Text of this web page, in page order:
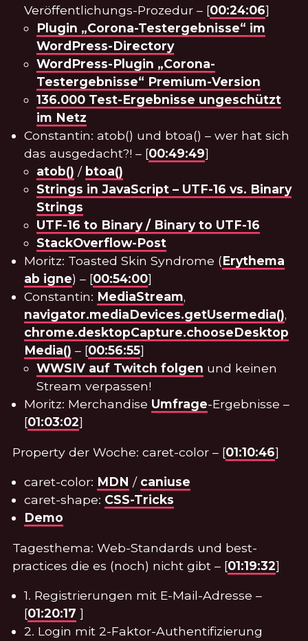
Veröffentlichungs-Prozedur – [00:24:06]
Plugin „Corona-Testergebnisse“ im
WordPress-Directory
WordPress-Plugin „Corona-
Testergebnisse“ Premium-Version
136.000 Test-Ergebnisse ungeschützt
im Netz
Constantin: atob() und btoa() – wer hat sich
das ausgedacht?! – [00:49:49]
atob() / btoa()
Strings in JavaScript – UTF-16 vs. Binary
Strings
UTF-16 to Binary / Binary to UTF-16
StackOverflow-Post
Moritz: Toasted Skin Syndrome (Erythema
ab igne) – [00:54:00]
Constantin: MediaStream,
navigator.mediaDevices.getUsermedia(),
chrome.desktopCapture.chooseDesktop
Media() – [00:56:55]
WWSIV auf Twitch folgen und keinen
Stream verpassen!
Moritz: Merchandise Umfrage-Ergebnisse –
[01:03:02]
Property der Woche: caret-color – [01:10:46]
caret-color: MDN / caniuse
caret-shape: CSS-Tricks
Demo
Tagesthema: Web-Standards und best-
practices die es (noch) nicht gibt – [01:19:32]
1. Registrierungen mit E-Mail-Adresse –
[01:20:17 ]
2. Login mit 2-Faktor-Authentifizierung